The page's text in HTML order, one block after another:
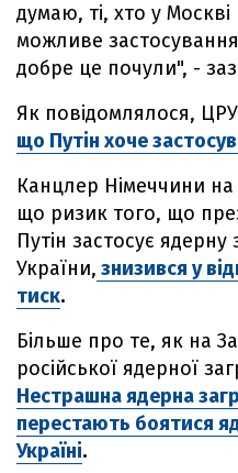
думаю, ті, хто у
можливе
добре це почули", -
Як повідомлялося, ЦРУ
що Путін хоче
Канцлер Німеччини
що ризик того, що
Путін застосує
України, знизився у
тиск.
Більше про те, як на
російської ядерної
Нестрашна ядерна
перестають боятися
Україні.